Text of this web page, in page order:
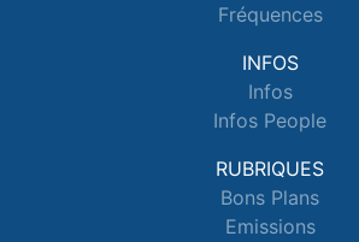
Fréquences
INFOS
Infos
Infos People
RUBRIQUES
Bons Plans
Emissions